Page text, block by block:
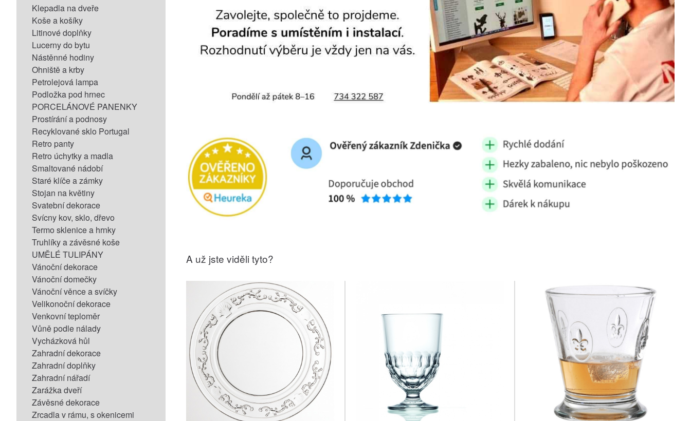
Klepadla na dveře
Koše a košíky
Litinové doplňky
Lucerny do bytu
Nástěnné hodiny
Ohniště a krby
Petrolejová lampa
Podložka pod hrnec
PORCELÁNOVÉ PANENKY
Prostírání a podnosy
Recyklované sklo Portugal
Retro panty
Retro úchytky a madla
Smaltované nádobí
Staré klíče a zámky
Stojan na květiny
Svatební dekorace
Svícny kov, sklo, dřevo
Termo sklenice a hrnky
Truhlíky a závěsné koše
UMĚLÉ TULIPÁNY
Vánoční dekorace
Vánoční domečky
Vánoční věnce a svíčky
Velikonoční dekorace
Venkovní teploměr
Vůně podle nálady
Vycházková hůl
Zahradní dekorace
Zahradní doplňky
Zahradní nářadí
Zarážka dveří
Závěsné dekorace
Zrcadla v rámu, s okenicemi
A už jste viděli tyto?